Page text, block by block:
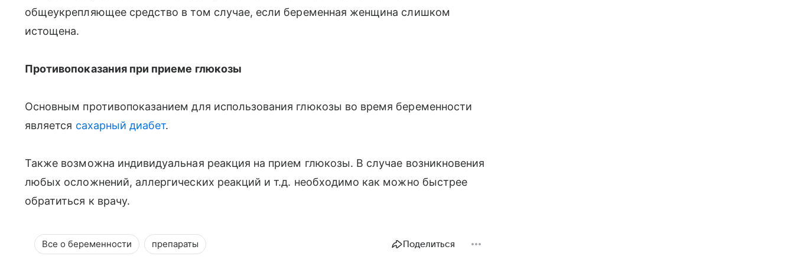
общеукрепляющее средство в том случае, если беременная женщина слишком
истощена.
Противопоказания при приеме глюкозы
Основным противопоказанием для использования глюкозы во время беременности
является сахарный диабет.
Также возможна индивидуальная реакция на прием глюкозы. В случае возникновения
любых осложнений, аллергических реакций и т.д. необходимо как можно быстрее
обратиться к врачу.
Все о беременности препараты Поделиться